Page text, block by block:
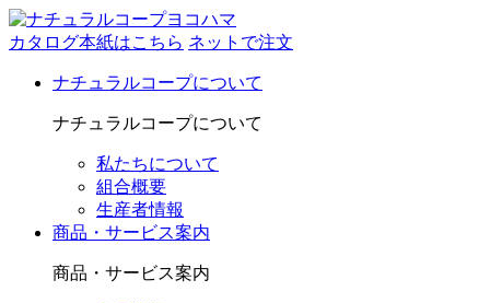
カタログ本紙はこちら ネットで注文
ナチュラルコープについて
ナチュラルコープについて
私たちについて
組合概要
生産者情報
商品・サービス案内
商品・サービス案内